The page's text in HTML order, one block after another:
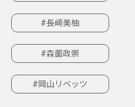
#長﨑美柚
#森薗政崇
#岡山リベッツ